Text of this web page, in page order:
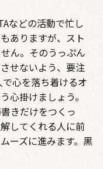
などの活動で忙し
ありますが、スト
ん。そのうっぷん
せないよう、要注
心を落ち着けるオ
心掛けましょう。
きだけをつくっ
してくれる人に前
ーズに進みます。黒